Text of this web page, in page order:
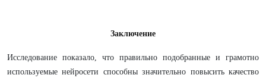
Заключение
Исследование показало, что правильно подобранные и грамотно
используемые нейросети способны значительно повысить качество